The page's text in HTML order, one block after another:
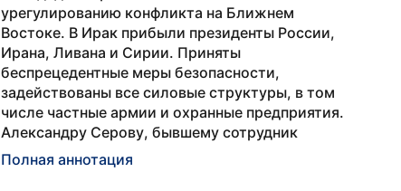
урегулированию конфликта на Ближнем
Востоке. В Ирак прибыли президенты России,
Ирана, Ливана и Сирии. Приняты
беспрецедентные меры безопасности,
задействованы все силовые структуры, в том
числе частные армии и охранные предприятия.
Александру Серову, бывшему сотрудник
Полная аннотация